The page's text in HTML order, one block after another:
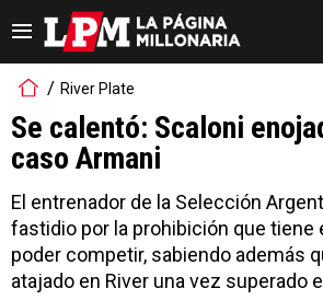
River Plate
Se calentó: Scaloni
caso Armani
El entrenador de la Selección
fastidio por la prohibición que tiene
poder competir, sabiendo además
atajado en River una vez superado